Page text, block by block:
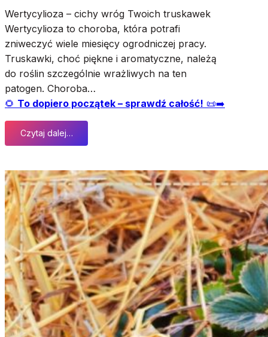
Wertycylioza – cichy wróg Twoich truskawek
Wertycylioza to choroba, która potrafi
zniweczyć wiele miesięcy ogrodniczej pracy.
Truskawki, choć piękne i aromatyczne, należą
do roślin szczególnie wrażliwych na ten
patogen. Choroba…
🌻 To dopiero początek – sprawdź całość! 📜➡️
Czytaj dalej…
u
s
k
a
w
k
i
t
r
a
ą